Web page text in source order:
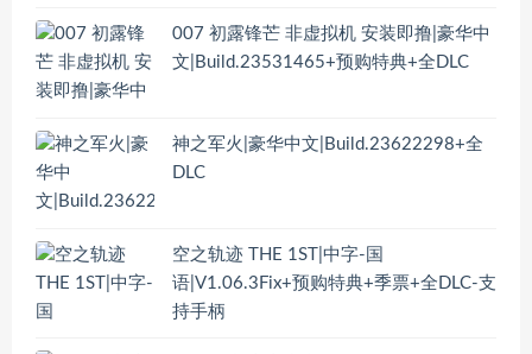
007 初露锋芒 非虚拟机 安装即撸|豪华中
文|Build.23531465+预购特典+全DLC
神之军火|豪华中文|Build.23622298+全
DLC
空之轨迹 THE 1ST|中字-国
语|V1.06.3Fix+预购特典+季票+全DLC-支
持手柄